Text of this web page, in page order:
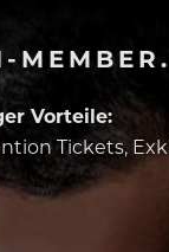
MEMBER.
Vorteile:
Tickets,